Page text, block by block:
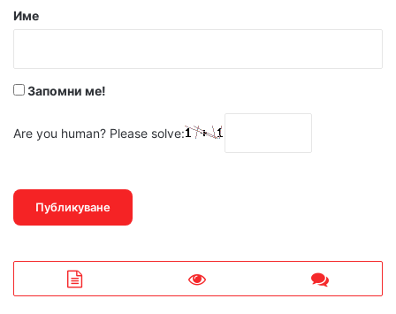
р
Име
Запомни ме!
Are you human? Please solve: